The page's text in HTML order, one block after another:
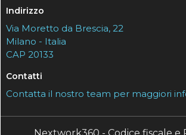
Indirizzo
Via Moretto da Brescia, 22
Milano - Italia
CAP 20133
Contatti
Contatta il nostro team per maggiori